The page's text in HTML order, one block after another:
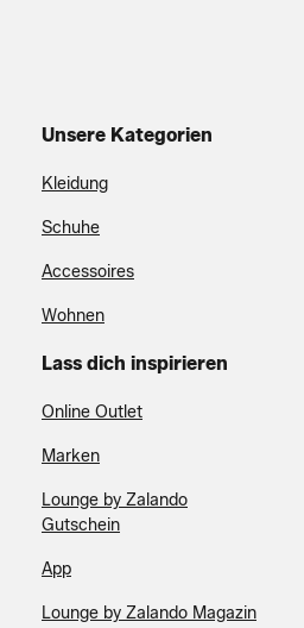
Unsere Kategorien
Kleidung
Schuhe
Accessoires
Wohnen
Lass dich inspirieren
Online Outlet
Marken
Lounge by Zalando
Gutschein
App
Lounge by Zalando Magazin